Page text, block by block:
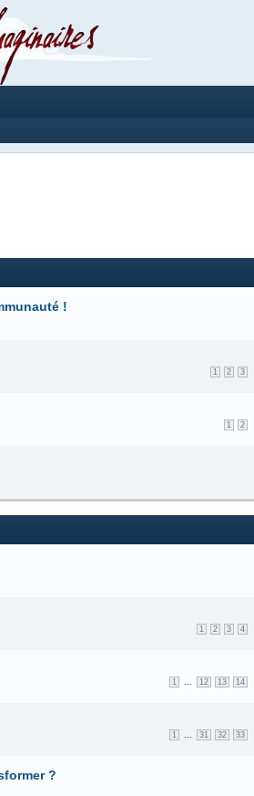
!
1 2 3
1 2
1 2 3 4
1 12 13 14
1 31 32 33
?